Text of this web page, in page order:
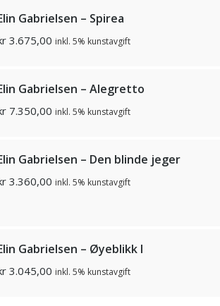
Gabrielsen – Spirea
3.675,00 inkl. 5% kunstavgift
Gabrielsen – Alegretto
7.350,00 inkl. 5% kunstavgift
Gabrielsen – Den blinde jeger
3.360,00 inkl. 5% kunstavgift
Gabrielsen – Øyeblikk I
3.045,00 inkl. 5% kunstavgift